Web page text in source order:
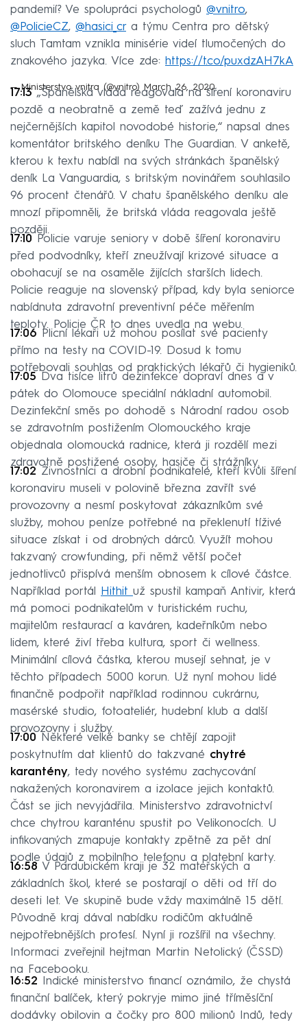
pandemií? Ve spolupráci psychologů @vnitro,
@PolicieCZ, @hasici_cra týmu Centra pro dětský
sluch Tamtam vznikla minisérie videí tlumočených do
znakového jazyka. Více zde: https://t.co/puxdzAH7kA
— Ministerstvo vnitra (@vnitro) March 26, 2020
17:13„Španělská vláda reagovala na šíření koronaviru
pozdě a neobratně a země teď zažívá jednu z
nejčernějších kapitol novodobé historie,“ napsal dnes
komentátor britského deníku The Guardian. V anketě,
kterou k textu nabídl na svých stránkách španělský
deník La Vanguardia, s britským novinářem souhlasilo
96 procent čtenářů. V chatu španělského deníku ale
mnozí připomněli, že britská vláda reagovala ještě
později.
17:10 Policie varuje seniory v době šíření koronaviru
před podvodníky, kteří zneužívají krizové situace a
obohacují se na osaměle žijících starších lidech.
Policie reaguje na slovenský případ, kdy byla seniorce
nabídnuta zdravotní preventivní péče měřením
teploty. Policie ČR to dnes uvedla na webu.
17:06 Plicní lékaři už mohou posílat své pacienty
přímo na testy na COVID-19. Dosud k tomu
potřebovali souhlas od praktických lékařů či hygieniků.
17:05 Dva tisíce litrů dezinfekce dopraví dnes a v
pátek do Olomouce speciální nákladní automobil.
Dezinfekční směs po dohodě s Národní radou osob
se zdravotním postižením Olomouckého kraje
objednala olomoucká radnice, která ji rozdělí mezi
zdravotně postižené osoby, hasiče či strážníky.
17:02 Živnostníci a drobní podnikatelé, kteří kvůli šíření
koronaviru museli v polovině března zavřít své
provozovny a nesmí poskytovat zákazníkům své
služby, mohou peníze potřebné na překlenutí tíživé
situace získat i od drobných dárců. Využít mohou
takzvaný crowfunding, při němž větší počet
jednotlivců přispívá menším obnosem k cílové částce.
Například portál
Hithit už spustil kampaň Antivir, která
má pomoci podnikatelům v turistickém ruchu,
majitelům restaurací a kaváren, kadeřníkům nebo
lidem, které živí třeba kultura, sport či wellness.
Minimální cílová částka, kterou musejí sehnat, je v
těchto případech 5000 korun. Už nyní mohou lidé
finančně podpořit například rodinnou cukrárnu,
masérské studio, fotoateliér, hudební klub a další
provozovny i služby.
17:00 Některé velké banky se chtějí zapojit
poskytnutím dat klientů do takzvané chytré
karantény, tedy nového systému zachycování
nakažených koronavirem a izolace jejich kontaktů.
Část se jich nevyjádřila. Ministerstvo zdravotnictví
chce chytrou karanténu spustit po Velikonocích. U
infikovaných zmapuje kontakty zpětně za pět dní
podle údajů z mobilního telefonu a platební karty.
16:58 V Pardubickém kraji je 32 mateřských a
základních škol, které se postarají o děti od tří do
deseti let. Ve skupině bude vždy maximálně 15 dětí.
Původně kraj dával nabídku rodičům aktuálně
nejpotřebnějších profesí. Nyní ji rozšířil na všechny.
Informaci zveřejnil hejtman Martin Netolický (ČSSD)
na Facebooku.
16:52
Indické ministerstvo financí oznámilo, že chystá
finanční balíček, který pokryje mimo jiné tříměsíční
dodávky obilovin a čočky pro 800 milionů Indů, tedy